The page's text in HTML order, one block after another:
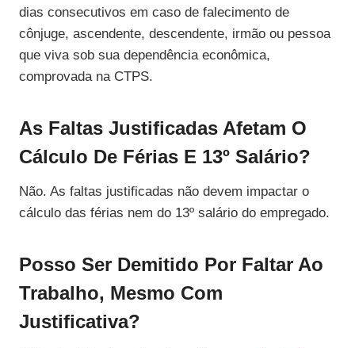
dias consecutivos em caso de falecimento de
cônjuge, ascendente, descendente, irmão ou pessoa
que viva sob sua dependência econômica,
comprovada na CTPS.
As Faltas Justificadas Afetam O
Cálculo De Férias E 13º Salário?
Não. As faltas justificadas não devem impactar o
cálculo das férias nem do 13º salário do empregado.
Posso Ser Demitido Por Faltar Ao
Trabalho, Mesmo Com
Justificativa?